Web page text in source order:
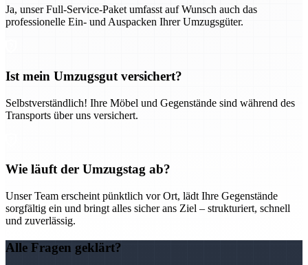
Ja, unser Full-Service-Paket umfasst auf Wunsch auch das
professionelle Ein- und Auspacken Ihrer Umzugsgüter.
Ist mein Umzugsgut versichert?
Selbstverständlich! Ihre Möbel und Gegenstände sind während des
Transports über uns versichert.
Wie läuft der Umzugstag ab?
Unser Team erscheint pünktlich vor Ort, lädt Ihre Gegenstände
sorgfältig ein und bringt alles sicher ans Ziel – strukturiert, schnell
und zuverlässig.
Alle Fragen geklärt?